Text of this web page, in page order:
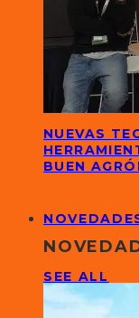
NUEVAS
BUEN
SEE ALL